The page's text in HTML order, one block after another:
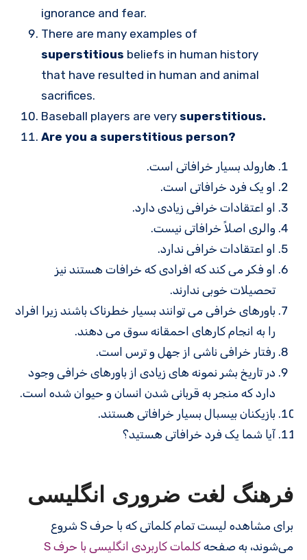
ignorance and fear.
There are many examples of
superstitious beliefs in human history
that have resulted in human and animal
sacrifices.
Baseball players are very superstitious.
Are you a superstitious person?
هارولد بسیار خرافاتی است.
او یک فرد خرافاتی است.
او اعتقادات خرافی زیادی دارد.
والری اصلاً خرافاتی نیست.
او اعتقادات خرافی ندارد.
او فکر می کند که افرادی که خرافات هستند نیز
تحصیلات خوبی ندارند.
باورهای خرافی می توانند بسیار خطرناک باشند زیرا افراد
را به انجام کارهای احمقانه سوق می دهند.
رفتار خرافی ناشی از جهل و ترس است.
در تاریخ بشر نمونه های زیادی از باورهای خرافی وجود
دارد که منجر به قربانی شدن انسان و حیوان شده است.
بازیکنان بیسبال بسیار خرافاتی هستند.
آیا شما یک فرد خرافاتی هستید؟
فرهنگ لغت ضروری انگلیسی
برای مشاهده لیست تمام کلماتی که با حرف S شروع
می‌شوند، به صفحه کلمات کاربردی انگلیسی با حرف S